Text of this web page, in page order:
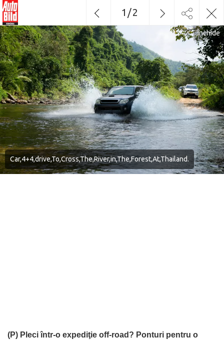
Car,4+4,drive,To,Cross,The,River,in,The,Forest,At,Thailand.
(P) Pleci într-o expediţie off-road? Ponturi pentru o
Închide
1 /2